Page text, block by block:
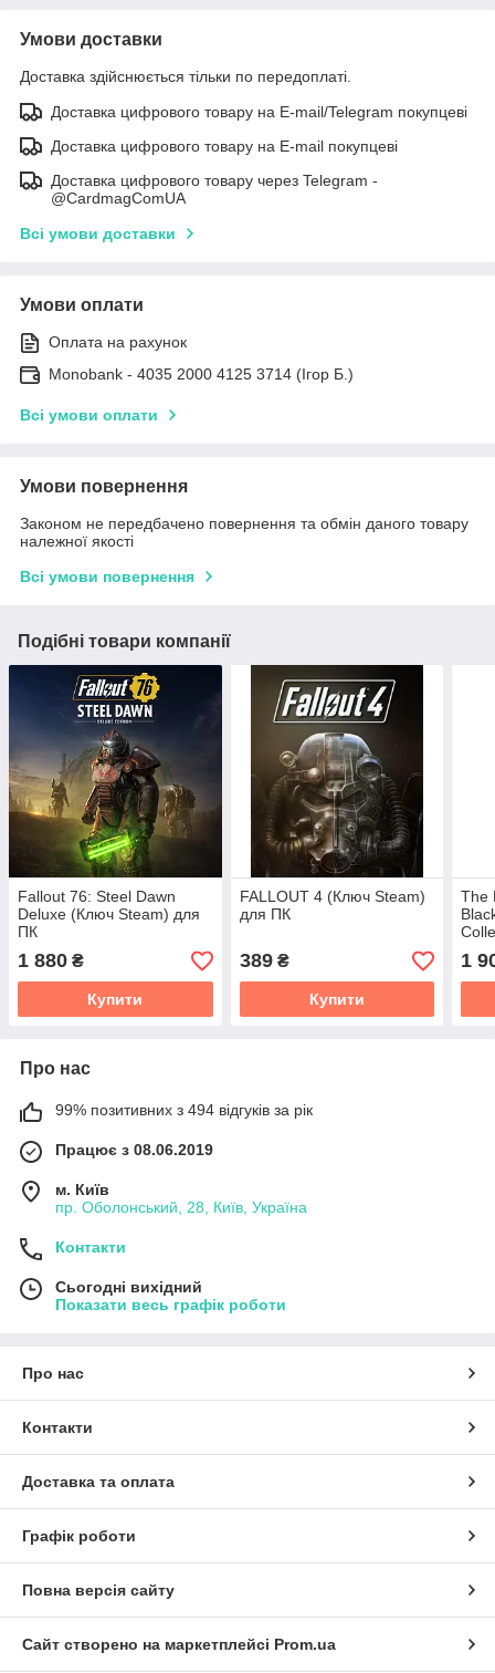
Умови доставки
Доставка здійснюється тільки по передоплаті.
Доставка цифрового товару на E-mail/Telegram покупцеві
Доставка цифрового товару на E-mail покупцеві
Доставка цифрового товару через Telegram -
@CardmagComUA
Всі умови доставки
Умови оплати
Оплата на рахунок
Monobank - 4035 2000 4125 3714 (Ігор Б.)
Всі умови оплати
Умови повернення
Законом не передбачено повернення та обмін даного товару
належної якості
Всі умови повернення
Подібні товари компанії
Fallout 76: Steel Dawn
Deluxe (Ключ Steam) для
ПК
1 880 ₴
Купити
FALLOUT 4 (Ключ Steam)
для ПК
389₴
Купити
The
1
Про нас
99% позитивних з 494 відгуків за рік
Працює з 08.06.2019
м. Київ
пр. Оболонський, 28, Київ, Україна
Контакти
Сьогодні вихідний
Показати весь графік роботи
Про нас
Контакти
Доставка та оплата
Графік роботи
Повна версія сайту
Сайт створено на маркетплейсі Prom.ua